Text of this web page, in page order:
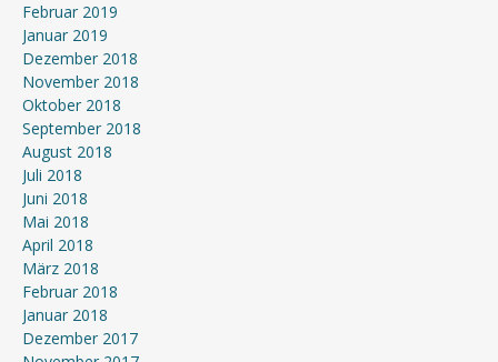
Februar 2019
Januar 2019
Dezember 2018
November 2018
Oktober 2018
September 2018
August 2018
Juli 2018
Juni 2018
Mai 2018
April 2018
März 2018
Februar 2018
Januar 2018
Dezember 2017